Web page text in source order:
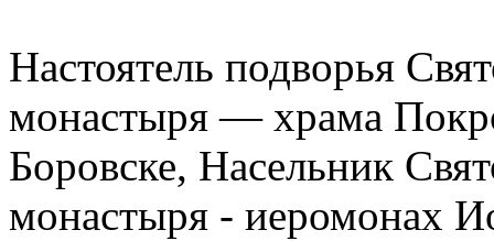
Настоятель подворья
монастыря — храма
Боровске, Насельник
монастыря - иеромонах